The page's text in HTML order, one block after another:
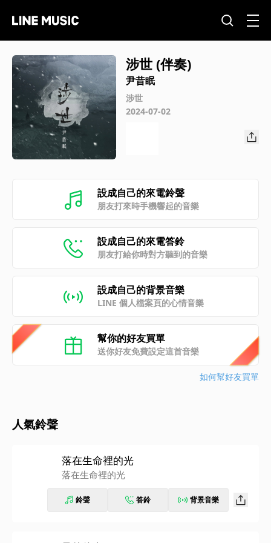
涉世 (伴奏)
尹昔眠
涉世
2024-07-02
設成自己的來電鈴聲
朋友打來時手機響起的音樂
設成自己的來電答鈴
朋友打給你時對方聽到的音樂
設成自己的背景音樂
LINE 個人檔案頁的心情音樂
幫你的好友買單
送你好友免費設定這首音樂
如何幫好友買單
人氣鈴聲
落在生命裡的光
落在生命裡的光
鈴聲 答鈴 背景音樂